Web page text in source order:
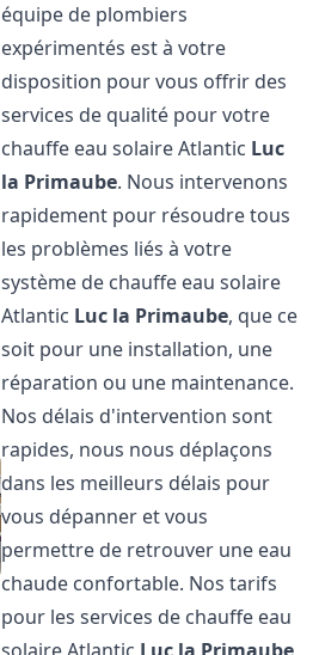
équipe de plombiers
expérimentés est à votre
disposition pour vous offrir des
services de qualité pour votre
chauffe eau solaire Atlantic Luc
la Primaube. Nous intervenons
rapidement pour résoudre tous
les problèmes liés à votre
système de chauffe eau solaire
Atlantic Luc la Primaube, que ce
soit pour une installation, une
réparation ou une maintenance.
Nos délais d'intervention sont
rapides, nous nous déplaçons
dans les meilleurs délais pour
vous dépanner et vous
permettre de retrouver une eau
chaude confortable. Nos tarifs
pour les services de chauffe eau